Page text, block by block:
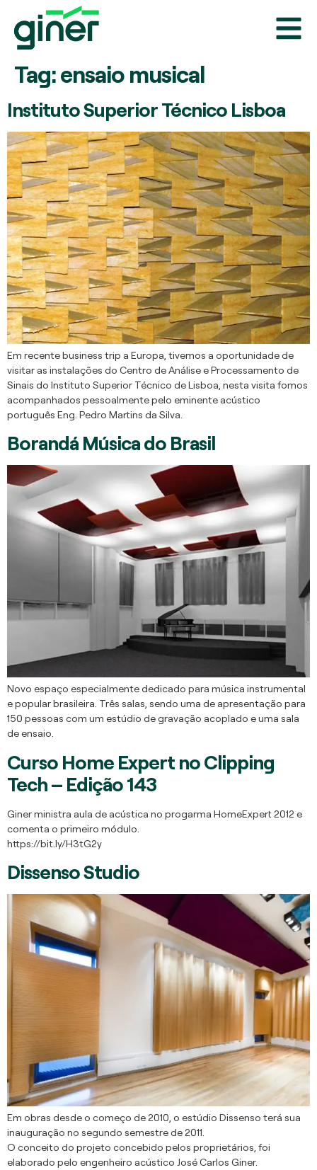
Tag:ensaio musical
Instituto Superior Técnico Lisboa
Em recente business trip a Europa, tivemos a oportunidade de
visitar as instalações do Centro de Análise e Processamento de
Sinais do Instituto Superior Técnico de Lisboa, nesta visita fomos
acompanhados pessoalmente pelo eminente acústico
português Eng. Pedro Martins da Silva.
Borandá Música do Brasil
Novo espaço especialmente dedicado para música instrumental
e popular brasileira. Três salas, sendo uma de apresentação para
150 pessoas com um estúdio de gravação acoplado e uma sala
de ensaio.
Curso Home Expert no Clipping
Tech – Edição 143
Giner ministra aula de acústica no progarma HomeExpert 2012 e
comenta o primeiro módulo.
https://bit.ly/H3tG2y
Dissenso Studio
Em obras desde o começo de 2010, o estúdio Dissenso terá sua
inauguração no segundo semestre de 2011.
O conceito do projeto concebido pelos proprietários, foi
elaborado pelo engenheiro acústico José Carlos Giner.